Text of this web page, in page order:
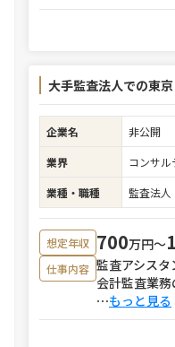
大手監査法人での東
企業名
非公開
業界
コンサル
業種・職種
監査法人
想定年収 700万円〜
仕事内容 監査アシスタ
会計監査業
⋯もっと見る